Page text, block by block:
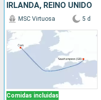
IRLANDA, REINO UNIDO
Comidas incluidas
MSC Virtuosa 5 d